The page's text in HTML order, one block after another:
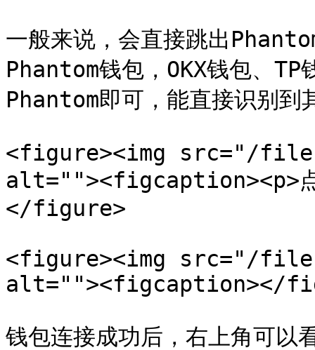
一般来说，会直接跳出
Phantom钱包，OKX钱包、
Phantom即可，能直接识别到
<figure><img src="/files/
alt=""><figcaption><p>
</figure>
<figure><img src="/
alt=""><figcaption></
钱包连接成功后，右上角可以